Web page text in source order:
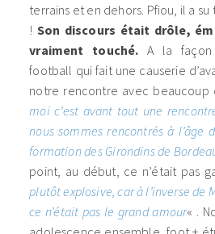
terrains et en dehors. Pfiou, il a
! Son discours était drôle,
vraiment touché. A la façon
football qui fait une causerie
notre rencontre avec beaucoup
moi c’est avant tout une
nous sommes rencontrés à l’âge
formation des Girondins de
point, au début, ce n’était pas
plutôt explosive, car à l’inverse de
ce n’était pas le grand amour« .